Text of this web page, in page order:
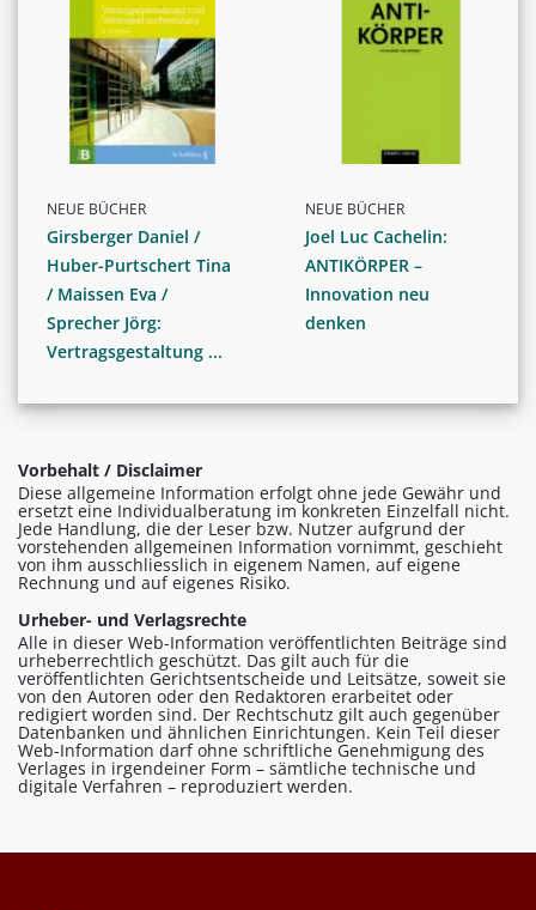
NEUE BÜCHER
Girsberger Daniel /
Huber-Purtschert Tina
/ Maissen Eva /
Sprecher Jörg:
Vertragsgestaltung ...
NEUE BÜCHER
Joel Luc Cachelin:
ANTIKÖRPER –
Innovation neu
denken
Vorbehalt / Disclaimer
Diese allgemeine Information erfolgt ohne jede Gewähr und
ersetzt eine Individualberatung im konkreten Einzelfall nicht.
Jede Handlung, die der Leser bzw. Nutzer aufgrund der
vorstehenden allgemeinen Information vornimmt, geschieht
von ihm ausschliesslich in eigenem Namen, auf eigene
Rechnung und auf eigenes Risiko.
Urheber- und Verlagsrechte
Alle in dieser Web-Information veröffentlichten Beiträge sind
urheberrechtlich geschützt. Das gilt auch für die
veröffentlichten Gerichtsentscheide und Leitsätze, soweit sie
von den Autoren oder den Redaktoren erarbeitet oder
redigiert worden sind. Der Rechtschutz gilt auch gegenüber
Datenbanken und ähnlichen Einrichtungen. Kein Teil dieser
Web-Information darf ohne schriftliche Genehmigung des
Verlages in irgendeiner Form – sämtliche technische und
digitale Verfahren – reproduziert werden.